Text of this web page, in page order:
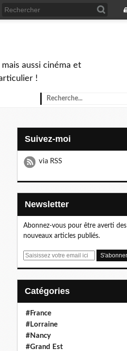
aussi cinéma et
!
Suivez-moi
via RSS
Newsletter
Abonnez-vous pour être averti des
nouveaux articles publiés.
E
Catégories
#France
#Lorraine
#Nancy
#Grand Est